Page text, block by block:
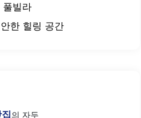
풀빌라
한 힐링 공간
의 자두